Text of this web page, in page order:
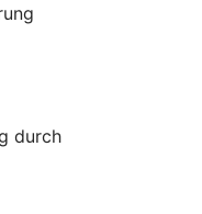
durch